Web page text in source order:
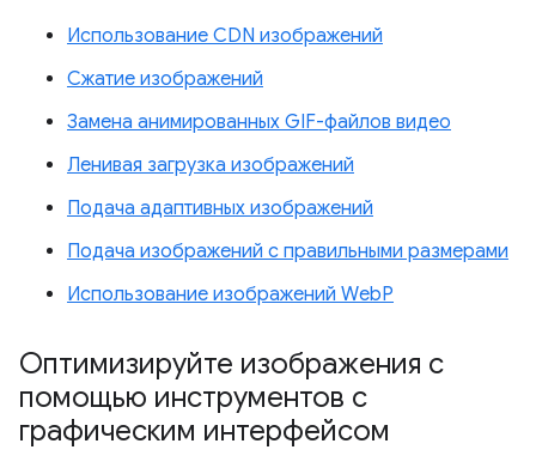
Использование CDN изображений
Сжатие изображений
Замена анимированных GIF-файлов видео
Ленивая загрузка изображений
Подача адаптивных изображений
Подача изображений с правильными размерами
Использование изображений WebP
Оптимизируйте изображения с
помощью инструментов с
графическим интерфейсом